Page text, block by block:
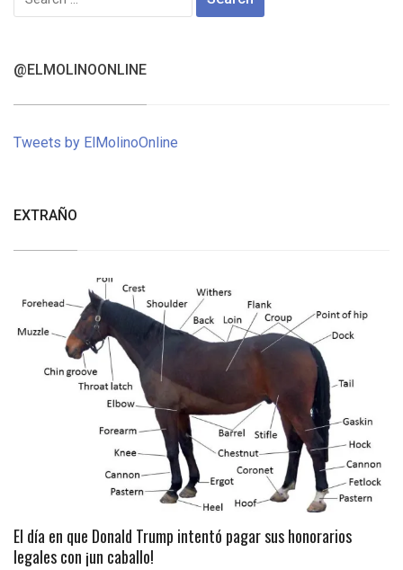
for:
@ELMOLINOONLINE
Tweets by ElMolinoOnline
EXTRAÑO
El día en que Donald Trump intentó pagar sus honorarios
legales con ¡un caballo!